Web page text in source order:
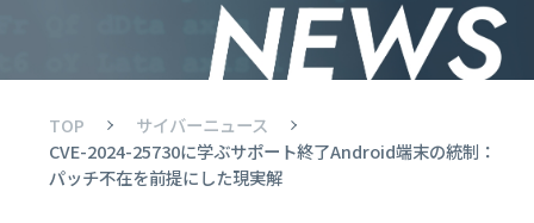
TOP
サイバーニュース
CVE-2024-25730に学ぶサポート終了Android端末の統制：
パッチ不在を前提にした現実解